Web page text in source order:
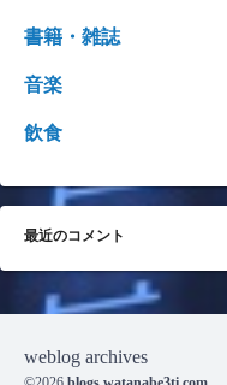
書籍・雑誌
音楽
飲食
最近のコメント
weblog archives